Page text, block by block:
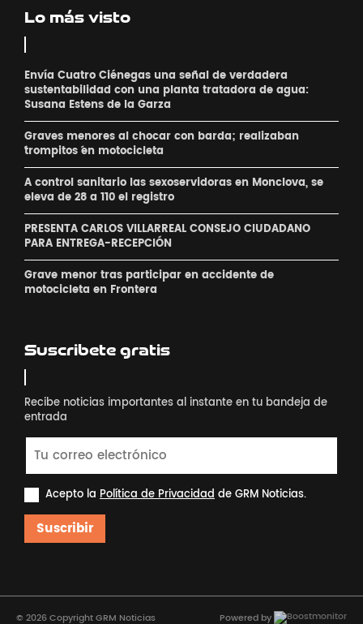
Lo más visto
Envía Cuatro Ciénegas una señal de verdadera
sustentabilidad con una planta tratadora de agua:
Susana Estens de la Garza
Graves menores al chocar con barda; realizaban
´trompitos ´en motocicleta
A control sanitario las sexoservidoras en Monclova, se
eleva de 28 a 110 el registro
PRESENTA CARLOS VILLARREAL CONSEJO CIUDADANO
PARA ENTREGA-RECEPCIÓN
Grave menor tras participar en accidente de
motocicleta en Frontera
Suscribete gratis
Recibe noticias importantes al instante en tu bandeja de
entrada
Acepto la Política de Privacidadde GRM Noticias.
Suscribir
© 2026 Copyright GRM Noticias Powered by